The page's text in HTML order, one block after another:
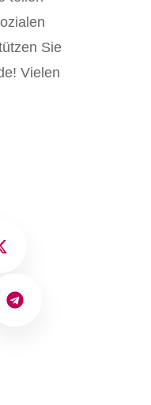
Sie
Vielen
Telegram